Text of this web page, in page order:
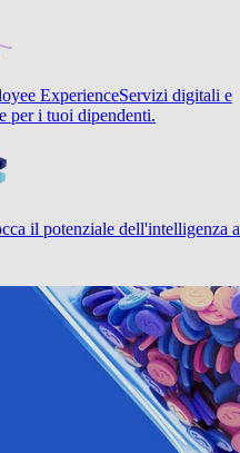
ExperienceServizi digitali e
per i tuoi dipendenti.
il potenziale dell'intelligenza